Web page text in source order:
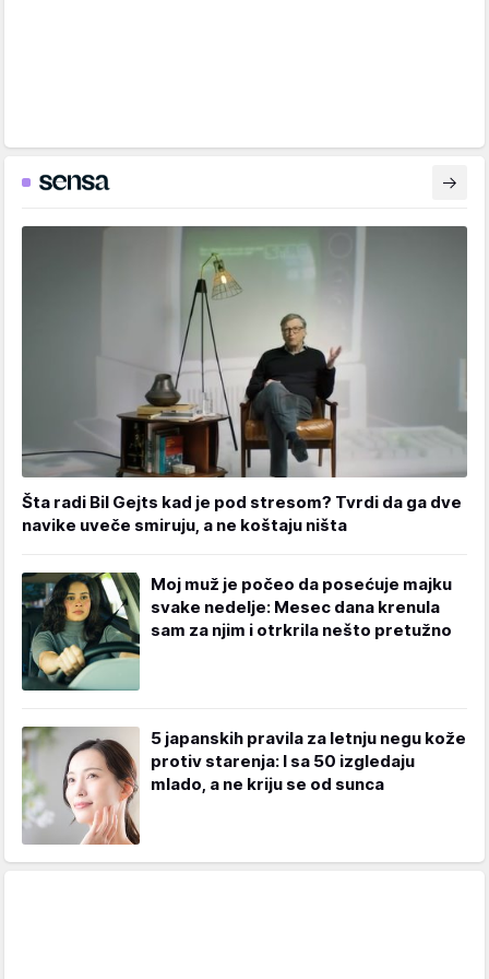
Šta radi Bil Gejts kad je pod stresom? Tvrdi da ga dve
navike uveče smiruju, a ne koštaju ništa
Moj muž je počeo da posećuje majku
svake nedelje: Mesec dana krenula
sam za njim i otrkrila nešto pretužno
5 japanskih pravila za letnju negu kože
protiv starenja: I sa 50 izgledaju
mlado, a ne kriju se od sunca